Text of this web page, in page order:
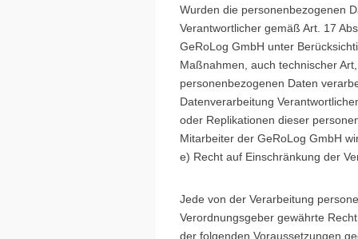
Wurden die personenbezogenen
Verantwortlicher gemäß Art. 17
GeRoLog GmbH unter
Maßnahmen, auch technischer
personenbezogenen Daten
Datenverarbeitung
oder Replikationen dieser
Mitarbeiter der GeRoLog GmbH
e) Recht auf Einschränkung der
Jede von der Verarbeitung
Verordnungsgeber gewährte
der folgenden Voraussetzungen